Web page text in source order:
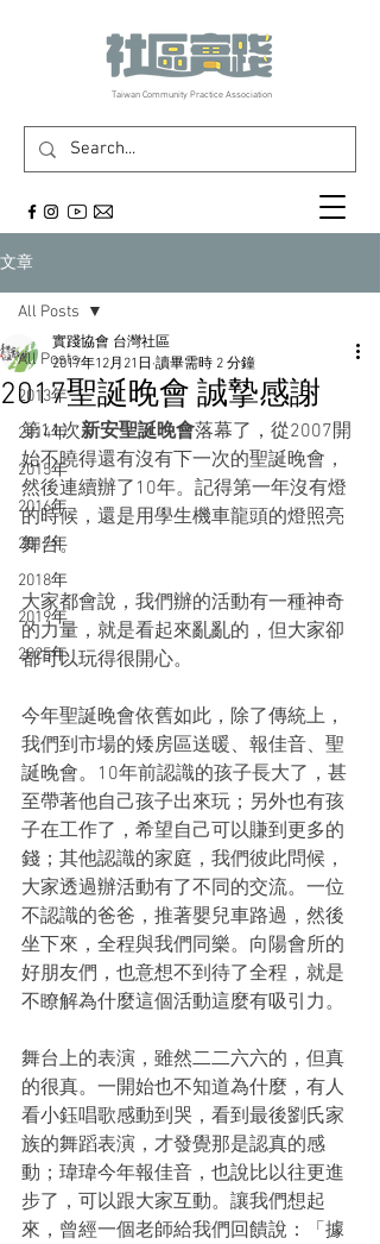
​Taiwan Community Practice Association
文章
All Posts
2013年
2014年
2015年
2016年
2017年
2018年
2019年
2025年
All Posts
2017聖誕晚會 誠摯感謝
實踐協會 台灣社區
2017年12月21日 讀畢需時 2 分鐘
第11次新安聖誕晚會落幕了，從2007開
始不曉得還有沒有下一次的聖誕晚會，
然後連續辦了10年。記得第一年沒有燈
的時候，還是用學生機車龍頭的燈照亮
舞台。
大家都會說，我們辦的活動有一種神奇
的力量，就是看起來亂亂的，但大家卻
都可以玩得很開心。
今年聖誕晚會依舊如此，除了傳統上，
我們到市場的矮房區送暖、報佳音、聖
誕晚會。10年前認識的孩子長大了，甚
至帶著他自己孩子出來玩；另外也有孩
子在工作了，希望自己可以賺到更多的
錢；其他認識的家庭，我們彼此問候，
大家透過辦活動有了不同的交流。一位
不認識的爸爸，推著嬰兒車路過，然後
坐下來，全程與我們同樂。向陽會所的
好朋友們，也意想不到待了全程，就是
不瞭解為什麼這個活動這麼有吸引力。
舞台上的表演，雖然二二六六的，但真
的很真。一開始也不知道為什麼，有人
看小鈺唱歌感動到哭，看到最後劉氏家
族的舞蹈表演，才發覺那是認真的感
動；瑋瑋今年報佳音，也說比以往更進
步了，可以跟大家互動。讓我們想起
來，曾經一個老師給我們回饋說：「據